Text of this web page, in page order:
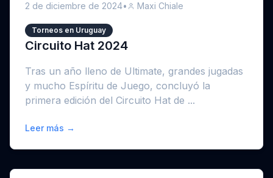
2 de diciembre de 2024• Maxi Chiale
Torneos en Uruguay
Circuito Hat 2024
Tras un año lleno de Ultimate, grandes jugadas
y mucho Espíritu de Juego, concluyó la
primera edición del Circuito Hat de ...
Leer más →